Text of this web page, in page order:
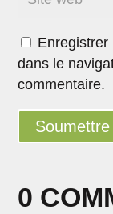
0
Enregistrer
dans le
commentaire.